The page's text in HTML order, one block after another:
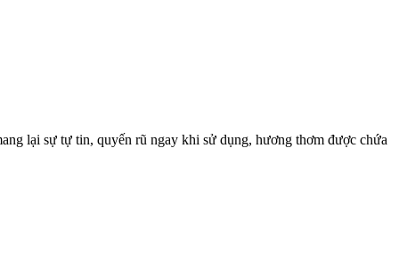
lại sự tự tin, quyến rũ ngay khi sử dụng, hương thơm được chứa